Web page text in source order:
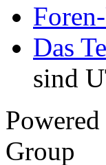
Das
sind
Group